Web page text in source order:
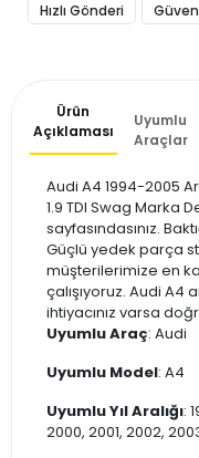
Hızlı Gönderi
Ürün
Açıklaması
Uyumlu
Araçlar
Audi A4 1994-2005
1.9 TDI Swag Marka
sayfasındasınız.
Güçlü yedek parça
müşterilerimize en
çalışıyoruz. Audi A4
ihtiyacınız varsa
Uyumlu Araç: Audi
Uyumlu Model: A4
Uyumlu Yıl Aralığı:
2000, 2001, 2002,